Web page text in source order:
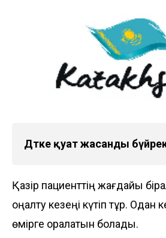
Дәтке қуат жасанды
Қазір пациенттің жағдайы
оңалту кезеңі күтіп тұр. Одан
өмірге оралатын болады.